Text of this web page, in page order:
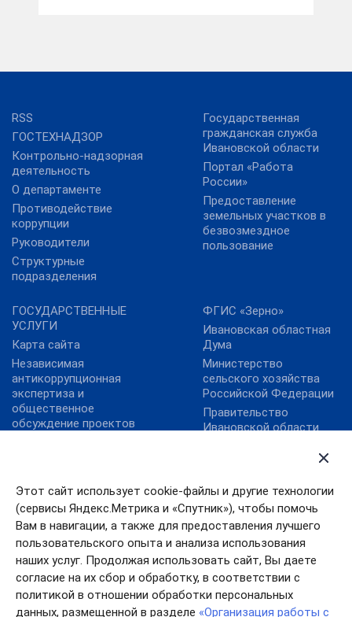
Этот сайт использует cookie-файлы и другие технологии
(сервисы Яндекс.Метрика и «Спутник»), чтобы помочь
Вам в навигации, а также для предоставления лучшего
пользовательского опыта и анализа использования
наших услуг. Продолжая использовать сайт, Вы даете
согласие на их сбор и обработку, в соответствии с
политикой в отношении обработки персональных
данных, размещенной в разделе «Организация работы с
RSS
ГОСТЕХНАДЗОР
Контрольно-надзорная
деятельность
О департаменте
Противодействие
коррупции
Руководители
Структурные
подразделения
Государственная
гражданская служба
Ивановской области
Портал «Работа
России»
Предоставление
земельных участков в
безвозмездное
пользование
ГОСУДАРСТВЕННЫЕ
УСЛУГИ
Карта сайта
Независимая
антикоррупционная
экспертиза и
общественное
обсуждение проектов
ФГИС «Зерно»
Ивановская областная
Дума
Министерство
сельского хозяйства
Российской Федерации
Правительство
Ивановской области
ФГБУ «Центр
Агроаналитики»
Цифровая платформа
МСП